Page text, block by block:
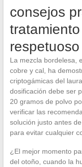
consejos
La mezcla bordelesa,
cobre y cal, ha
criptogámicas del
dosificación debe ser
20 gramos de polvo
verificar las
solución justo antes
para evitar cualquier
¿El mejor momento
del otoño, cuando la